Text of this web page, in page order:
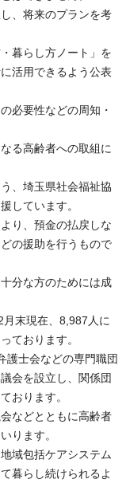
、将来のプランを考
暮らし方ノート」を
活用できるよう公表
必要性などの周知・
る高齢者への取組に
、埼玉県社会福祉協
しています。
り、預金の払戻しな
の援助を行うもので
分な方のためには成
末現在、8,987人に
ております。
護士会などの専門職団
会を設立し、関係団
おります。
などとともに高齢者
ります。
域包括ケアシステム
暮らし続けられるよ